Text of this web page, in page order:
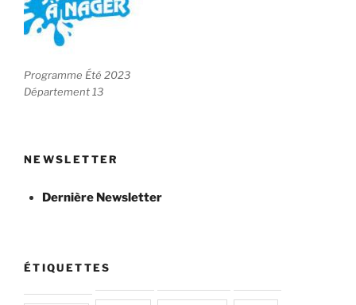
Programme Été 2023
Département 13
NEWSLETTER
Dernière Newsletter
ÉTIQUETTES